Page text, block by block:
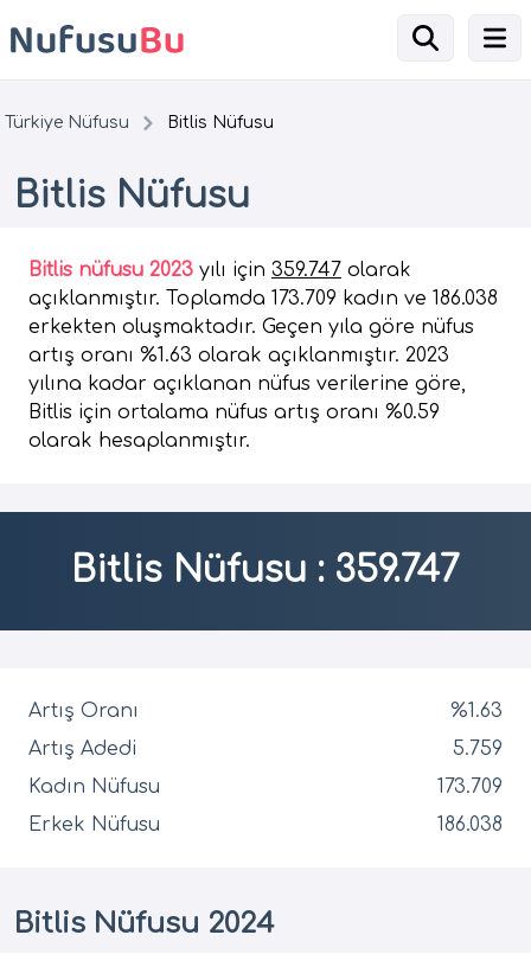
Türkiye Nüfusu Bitlis Nüfusu
Bitlis Nüfusu
Bitlis nüfusu 2023 yılı için 359.747 olarak
açıklanmıştır. Toplamda 173.709 kadın ve 186.038
erkekten oluşmaktadır. Geçen yıla göre nüfus
artış oranı %1.63 olarak açıklanmıştır. 2023
yılına kadar açıklanan nüfus verilerine göre,
Bitlis için ortalama nüfus artış oranı %0.59
olarak hesaplanmıştır.
Bitlis Nüfusu : 359.747
Artış Oranı
%1.63
Artış Adedi
5.759
Kadın Nüfusu
173.709
Erkek Nüfusu
186.038
Bitlis Nüfusu 2024